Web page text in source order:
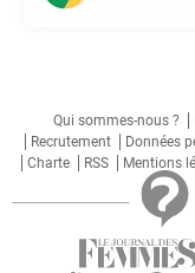
Qui sommes-nous ?
Recrutement
Données
Charte
RSS Mentions